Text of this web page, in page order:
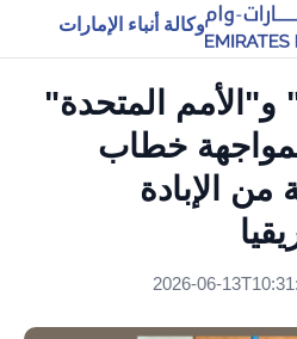
وكالة أنباء الإمارات
المتحدة"
لمواجهة خطاب
من الإبادة
2026-06-